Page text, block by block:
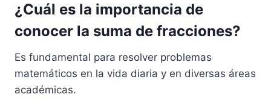
¿Cuál es la importancia de
conocer la suma de fracciones?
Es fundamental para resolver problemas
matemáticos en la vida diaria y en diversas áreas
académicas.